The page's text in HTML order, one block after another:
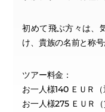
初めて飛ぶ方々は、
け、貴族の名前と称号
ツアー料金：
お一人様140 ＥＵＲ（
お一人様275 ＥＵＲ（